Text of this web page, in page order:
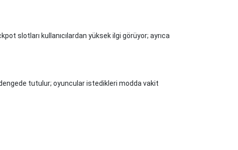
slotları kullanıcılardan yüksek ilgi görüyor; ayrıca
tutulur; oyuncular istedikleri modda vakit